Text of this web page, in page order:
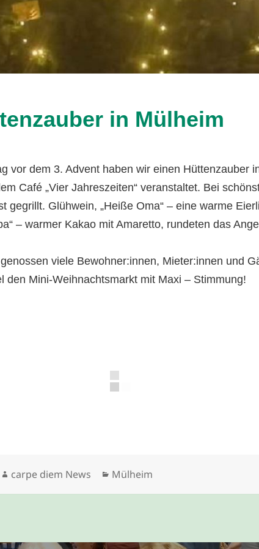
in Mülheim
vor dem 3. Advent haben wir einen Hüttenzauber
Café „Vier Jahreszeiten“ veranstaltet. Bei
gegrillt. Glühwein, „Heiße Oma“ – eine warme
– warmer Kakao mit Amaretto, rundeten das
viele Bewohner:innen, Mieter:innen und
den Mini-Weihnachtsmarkt mit Maxi – Stimmung!
Autor
carpe diem News Kategorien
Mülheim